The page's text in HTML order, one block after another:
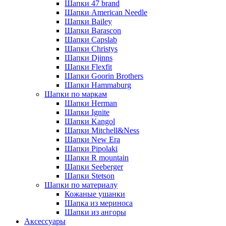
Шапки 47 brand
Шапки American Needle
Шапки Bailey
Шапки Barascon
Шапки Capslab
Шапки Christys
Шапки Djinns
Шапки Flexfit
Шапки Goorin Brothers
Шапки Hammaburg
Шапки по маркам
Шапки Herman
Шапки Ignite
Шапки Kangol
Шапки Mitchell&Ness
Шапки New Era
Шапки Pipolaki
Шапки R mountain
Шапки Seeberger
Шапки Stetson
Шапки по материалу
Кожаные ушанки
Шапка из мериноса
Шапки из ангоры
Аксессуары